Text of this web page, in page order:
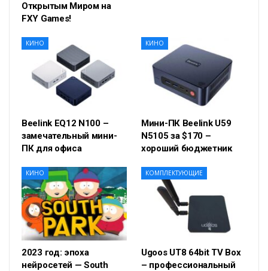
Открытым Миром на
FXY Games!
КИНО
Beelink EQ12 N100 –
замечательный мини-
ПК для офиса
КИНО
Мини-ПК Beelink U59
N5105 за $170 –
хороший бюджетник
КИНО
2023 год: эпоха
нейросетей — South
КОМПЛЕКТУЮЩИЕ
Ugoos UT8 64bit TV Box
– профессиональный